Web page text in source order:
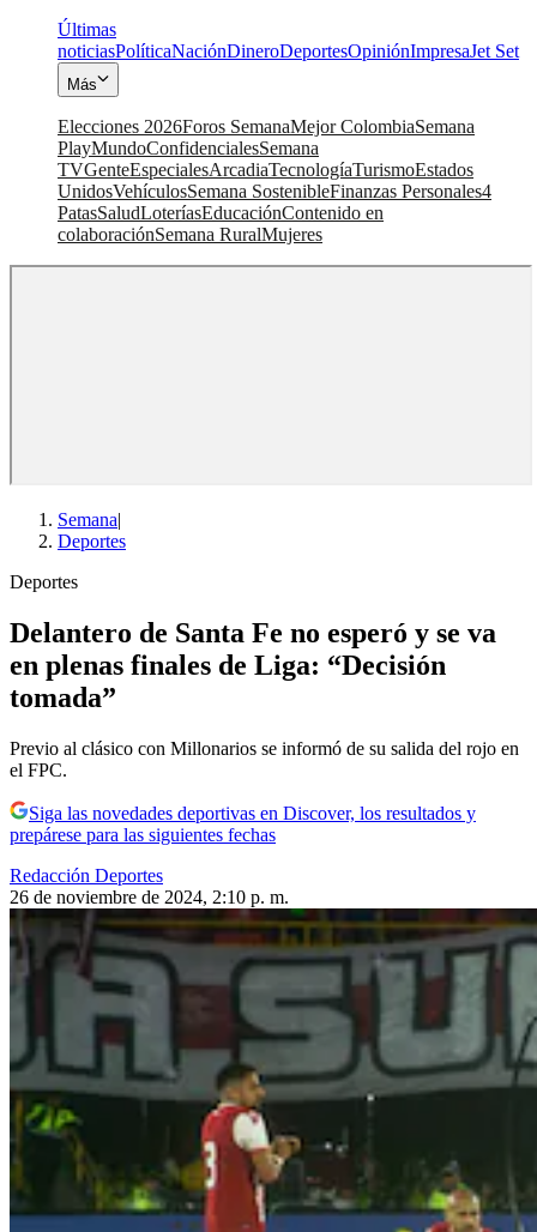
Últimas
noticiasPolíticaNaciónDineroDeportesOpiniónImpresaJet Set
Más
Elecciones 2026Foros SemanaMejor ColombiaSemana
PlayMundoConfidencialesSemana
TVGenteEspecialesArcadiaTecnologíaTurismoEstados
UnidosVehículosSemana SostenibleFinanzas Personales4
PatasSaludLoteríasEducaciónContenido en
colaboraciónSemana RuralMujeres
Semana|
Deportes
Deportes
Delantero de Santa Fe no esperó y se va
en plenas finales de Liga: “Decisión
tomada”
Previo al clásico con Millonarios se informó de su salida del rojo en
el FPC.
Siga las novedades deportivas en Discover, los resultados y
prepárese para las siguientes fechas
Redacción Deportes
26 de noviembre de 2024, 2:10 p. m.